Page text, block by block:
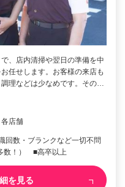
、店内清掃や翌日の準備を中
任せします。お客様の来店も
理などは少なめです。その…
店舗
数・ブランクなど一切不問
数！） ■高卒以上
を見る